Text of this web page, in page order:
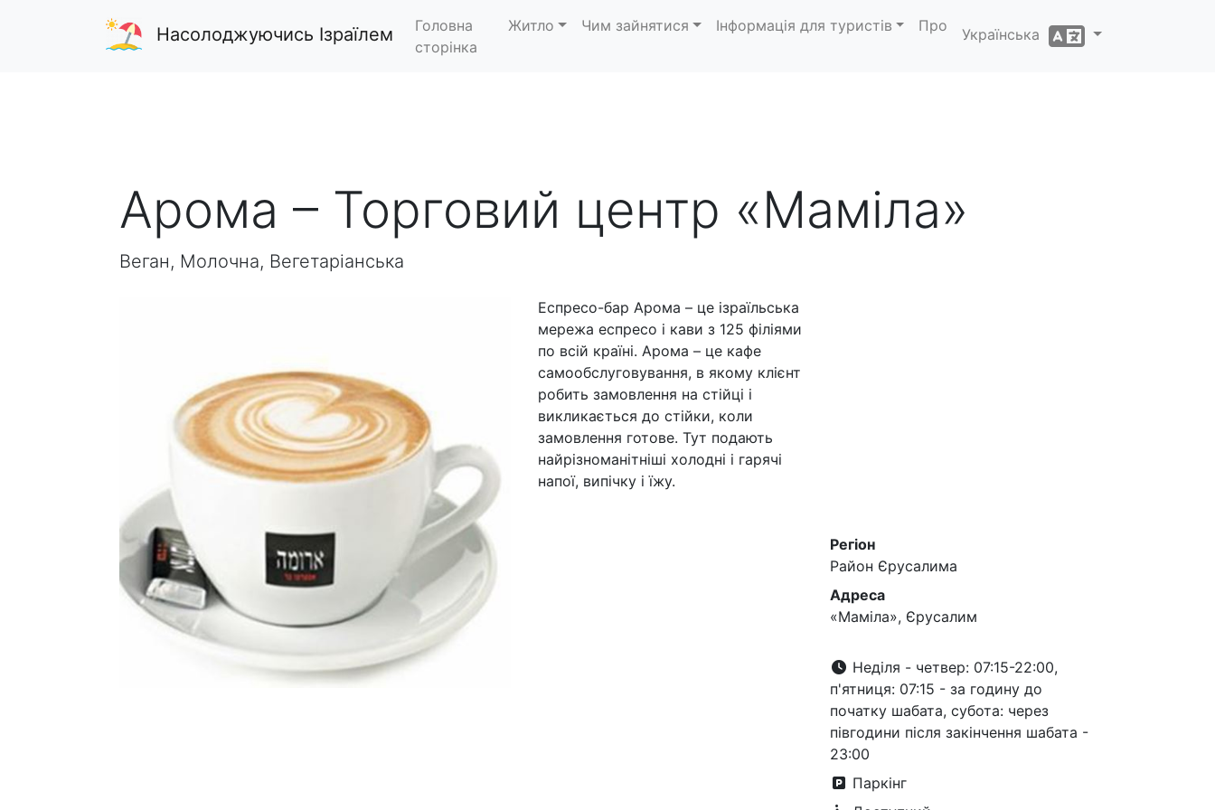
Насолоджуючись Ізраїлем
Головна
сторінка
Житло Чим зайнятися Інформація для туристів Про
Українська
Арома – Торговий центр «Маміла»
Веган, Молочна, Вегетаріанська
Еспресо-бар Арома – це ізраїльська
мережа еспресо і кави з 125 філіями
по всій країні. Арома – це кафе
самообслуговування, в якому клієнт
робить замовлення на стійці і
викликається до стійки, коли
замовлення готове. Тут подають
найрізноманітніші холодні і гарячі
напої, випічку і їжу.
Регіон
Район Єрусалима
Адреса
«Маміла», Єрусалим
Неділя - четвер: 07:15-22:00,
п'ятниця: 07:15 - за годину до
початку шабата, субота: через
півгодини після закінчення шабата -
23:00
Паркінг